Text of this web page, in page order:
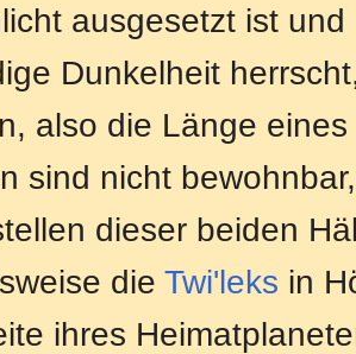
ausgesetzt ist
Dunkelheit
also die Länge
sind nicht
dieser beiden
die Twi'leks in
ihres